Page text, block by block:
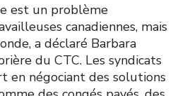
est un problème
canadiennes, mais
a déclaré Barbara
du CTC. Les syndicats
en négociant des solutions